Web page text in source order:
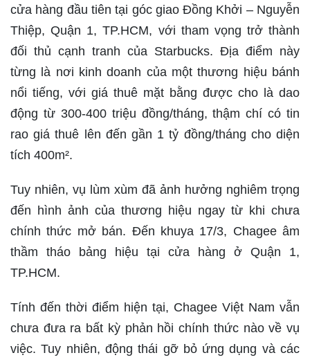
cửa hàng đầu tiên tại góc giao Đồng Khởi – Nguyễn
Thiệp, Quận 1, TP.HCM, với tham vọng trở thành
đối thủ cạnh tranh của Starbucks. Địa điểm này
từng là nơi kinh doanh của một thương hiệu bánh
nổi tiếng, với giá thuê mặt bằng được cho là dao
động từ 300-400 triệu đồng/tháng, thậm chí có tin
rao giá thuê lên đến gần 1 tỷ đồng/tháng cho diện
tích 400m².
Tuy nhiên, vụ lùm xùm đã ảnh hưởng nghiêm trọng
đến hình ảnh của thương hiệu ngay từ khi chưa
chính thức mở bán. Đến khuya 17/3, Chagee âm
thầm tháo bảng hiệu tại cửa hàng ở Quận 1,
TP.HCM.
Tính đến thời điểm hiện tại, Chagee Việt Nam vẫn
chưa đưa ra bất kỳ phản hồi chính thức nào về vụ
việc. Tuy nhiên, động thái gỡ bỏ ứng dụng và các